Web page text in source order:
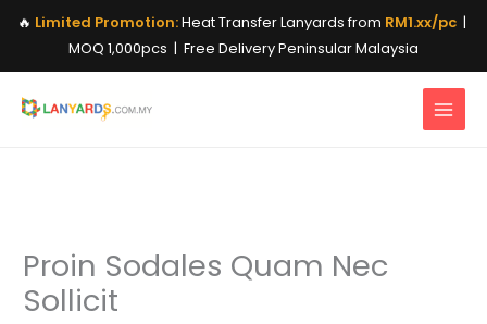
🔥 Limited Promotion:Heat Transfer Lanyards from RM1.xx/pc |
MOQ 1,000pcs | Free Delivery Peninsular Malaysia
content
Proin Sodales Quam Nec
Sollicit